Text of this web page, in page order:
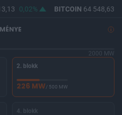
0,02% BITCOIN 64 548,63
2000 MW
2. blokk
226 MW/ 500 MW
4. blokk